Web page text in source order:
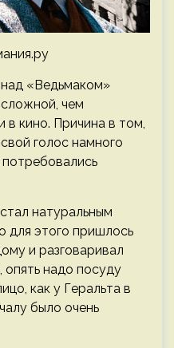
«Ведьмаком»
сложной, чем
в кино. Причина в том,
голос намного
потребовались
натуральным
для этого пришлось
и разговаривал
опять надо посуду
как у Геральта в
было очень